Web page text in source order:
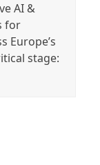
AI &
for
Europe’s
stage: